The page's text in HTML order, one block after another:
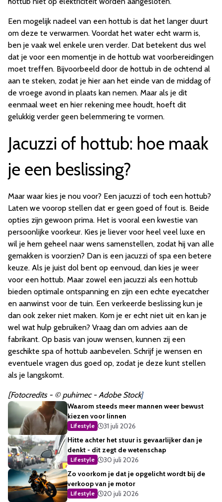
Een mogelijk nadeel van een hottub is dat het langer duurt
om deze te verwarmen. Voordat het water echt warm is,
ben je vaak wel enkele uren verder. Dat betekent dus wel
dat je voor een momentje in de hottub wat voorbereidingen
moet treffen. Bijvoorbeeld door de hottub in de ochtend al
aan te steken, zodat je hier aan het einde van de middag of
de vroege avond in plaats kan nemen. Maar als je dit
eenmaal weet en hier rekening mee houdt, hoeft dit
gelukkig verder geen belemmering te vormen.
Jacuzzi of hottub: hoe maak
je een beslissing?
Maar waar kies je nou voor? Een jacuzzi of toch een hottub?
Laten we voorop stellen dat er geen goed of fout is. Beide
opties zijn gewoon prima. Het is vooral een kwestie van
persoonlijke voorkeur. Kies je liever voor heel veel luxe en
wil je hem geheel naar wens samenstellen, zodat hij van alle
gemakken is voorzien? Dan is een jacuzzi of spa een betere
keuze. Als je juist dol bent op eenvoud, dan kies je weer
voor een hottub. Maar zowel een jacuzzi als een hottub
bieden optimale ontspanning en zijn een echte eyecatcher
en aanwinst voor de tuin. Een verkeerde beslissing kun je
dan ook zeker niet maken. Kom je er echt niet uit en kan je
wel wat hulp gebruiken? Vraag dan om advies aan de
fabrikant. Op basis van jouw wensen, kunnen zij een
geschikte spa of hottub aanbevelen. Schrijf je wensen en
eventuele vragen dus goed op, zodat je deze kunt stellen
als je langskomt.
[Fotocredits - © puhimec - Adobe Stock]
Waarom steeds meer mannen weer bewust
kiezen voor linnen
Lifestyle
31 juli 2026
Hitte achter het stuur is gevaarlijker dan je
denkt - dit zegt de wetenschap
Lifestyle
30 juli 2026
Zo voorkom je dat je opgelicht wordt bij de
verkoop van je motor
Lifestyle
20 juli 2026